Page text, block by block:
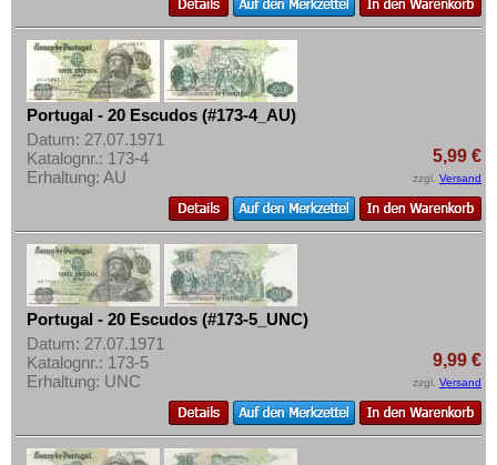
Portugal - 20 Escudos (#173-4_AU)
Datum: 27.07.1971
Katalognr.: 173-4
Erhaltung: AU
5,99 €
zzgl. Versand
Portugal - 20 Escudos (#173-5_UNC)
Datum: 27.07.1971
Katalognr.: 173-5
Erhaltung: UNC
9,99 €
zzgl. Versand